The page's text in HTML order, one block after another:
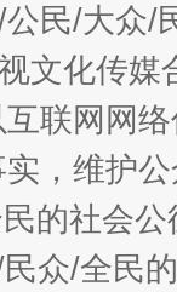
民/大众/
文化传
联网网
，维护
的社会公
众/全民